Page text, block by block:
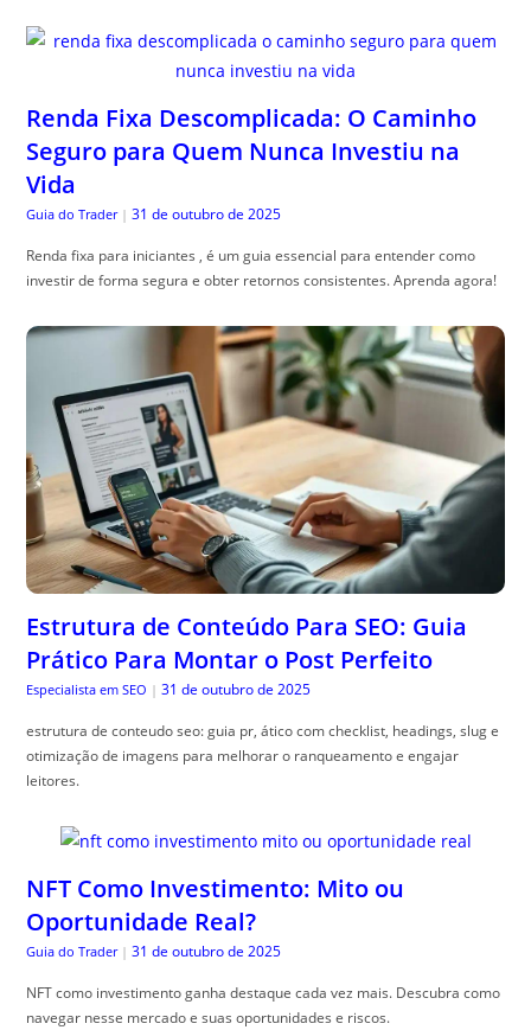
Renda Fixa Descomplicada: O Caminho
Seguro para Quem Nunca Investiu na
Vida
Guia do Trader | 31 de outubro de 2025
Renda fixa para iniciantes , é um guia essencial para entender como
investir de forma segura e obter retornos consistentes. Aprenda agora!
Estrutura de Conteúdo Para SEO: Guia
Prático Para Montar o Post Perfeito
Especialista em SEO | 31 de outubro de 2025
estrutura de conteudo seo: guia pr, ático com checklist, headings, slug e
otimização de imagens para melhorar o ranqueamento e engajar
leitores.
NFT Como Investimento: Mito ou
Oportunidade Real?
Guia do Trader | 31 de outubro de 2025
NFT como investimento ganha destaque cada vez mais. Descubra como
navegar nesse mercado e suas oportunidades e riscos.